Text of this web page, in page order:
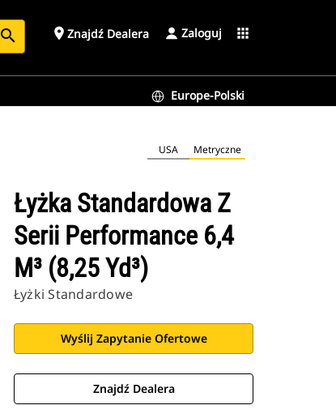
search place Znajdź Dealera Zaloguj apps
Europe-Polski
USA Metryczne
Łyżka Standardowa Z
Serii Performance 6,4
M³ (8,25 Yd³)
Łyżki Standardowe
Wyślij Zapytanie Ofertowe
Znajdź Dealera